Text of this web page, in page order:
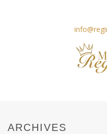
ARCHIVES